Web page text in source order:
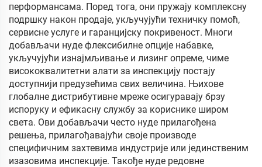
перформансама. Поред тога, они пружају комплексну
подршку након продаје, укључујући техничку помоћ,
сервисне услуге и гаранцијску покривеност. Многи
добављачи нуде флексибилне опције набавке,
укључујући изнајмљивање и лизинг опреме, чиме
висококвалитетни алати за инспекцију постају
доступнији предузећима свих величина. Њихове
глобалне дистрибутивне мреже осигуравају брзу
испоруку и ефикасну службу за кориснике широм
света. Ови добављачи често нуде прилагођена
решења, прилагођавајући своје производе
специфичним захтевима индустрије или јединственим
изазовима инспекције. Такође нуде редовне